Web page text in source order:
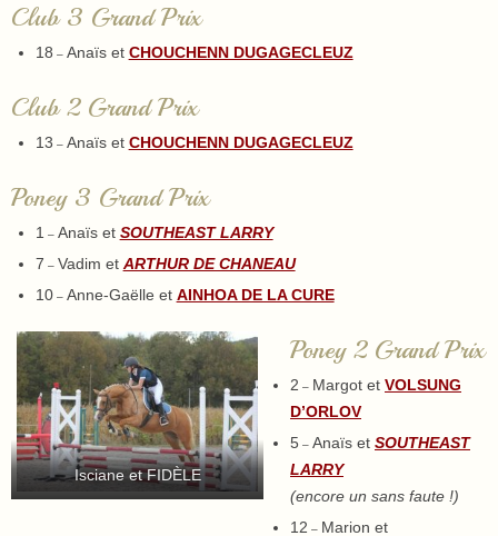
Club 3 Grand Prix
18 – Anaïs et CHOUCHENN DUGAGECLEUZ
Club 2 Grand Prix
13 – Anaïs et CHOUCHENN DUGAGECLEUZ
Poney 3 Grand Prix
1 – Anaïs et SOUTHEAST LARRY
7 – Vadim et ARTHUR DE CHANEAU
10– Anne-Gaëlle et AINHOA DE LA CURE
Isciane et FIDÈLE
Poney 2 Grand Prix
2 – Margot et VOLSUNG
D’ORLOV
5 – Anaïs et SOUTHEAST
LARRY
(encore un sans faute !)
12 – Marion et